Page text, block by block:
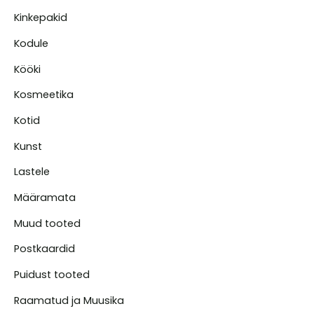
Kinkepakid
Kodule
Kööki
Kosmeetika
Kotid
Kunst
Lastele
Määramata
Muud tooted
Postkaardid
Puidust tooted
Raamatud ja Muusika